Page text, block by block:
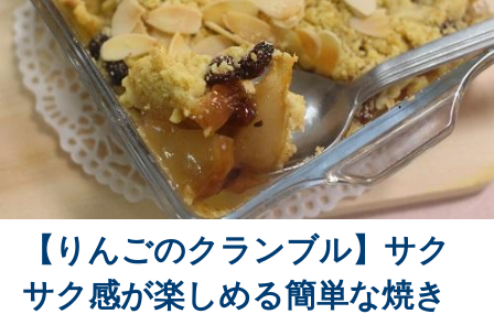
【りんごのクランブル】サク
サク感が楽しめる簡単な焼き